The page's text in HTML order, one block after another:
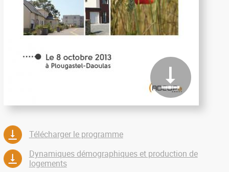
Télécharger le programme
Dynamiques démographiques et production de
logements